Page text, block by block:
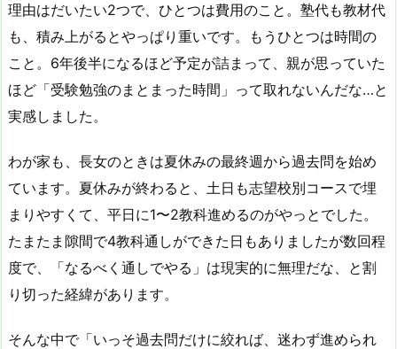
理由はだいたい2つで、ひとつは費用のこと。塾代も教材代
も、積み上がるとやっぱり重いです。もうひとつは時間の
こと。6年後半になるほど予定が詰まって、親が思っていた
ほど「受験勉強のまとまった時間」って取れないんだな…と
実感しました。
わが家も、長女のときは夏休みの最終週から過去問を始め
ています。夏休みが終わると、土日も志望校別コースで埋
まりやすくて、平日に1〜2教科進めるのがやっとでした。
たまたま隙間で4教科通しができた日もありましたが数回程
度で、「なるべく通しでやる」は現実的に無理だな、と割
り切った経緯があります。
そんな中で「いっそ過去問だけに絞れば、迷わず進められ